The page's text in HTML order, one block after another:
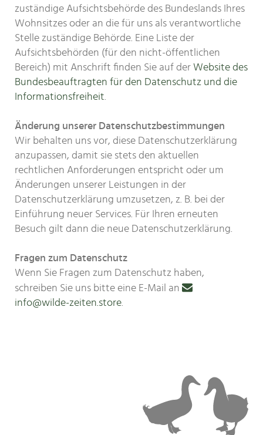
zuständige Aufsichtsbehörde des Bundeslands Ihres
Wohnsitzes oder an die für uns als verantwortliche
Stelle zuständige Behörde. Eine Liste der
Aufsichtsbehörden (für den nicht-öffentlichen
Bereich) mit Anschrift finden Sie auf derWebsite des
Bundesbeauftragten für den Datenschutz und die
Informationsfreiheit
Änderung unserer Datenschutzbestimmungen
Wir behalten uns vor, diese Datenschutzerklärung
anzupassen, damit sie stets den aktuellen
rechtlichen Anforderungen entspricht oder um
Änderungen unserer Leistungen in der
Datenschutzerklärung umzusetzen, z. B. bei der
Einführung neuer Services. Für Ihren erneuten
Besuch gilt dann die neue Datenschutzerklärung.
Fragen zum Datenschutz
Wenn Sie Fragen zum Datenschutz haben,
schreiben Sie uns bitte eine E-Mail an
info@wilde-zeiten.store.